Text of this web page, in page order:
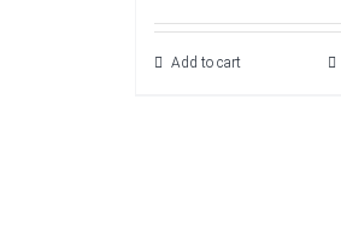
Add to cart